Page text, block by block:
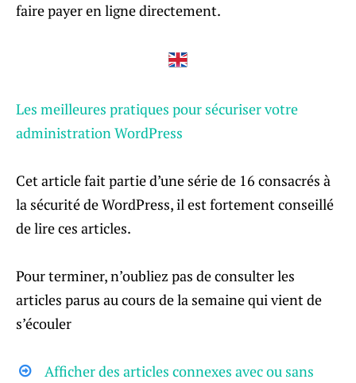
faire payer en ligne directement.
Les meilleures pratiques pour sécuriser votre
administration WordPress
Cet article fait partie d’une série de 16 consacrés à
la sécurité de WordPress, il est fortement conseillé
de lire ces articles.
Pour terminer, n’oubliez pas de consulter les
articles parus au cours de la semaine qui vient de
s’écouler
Afficher des articles connexes avec ou sans